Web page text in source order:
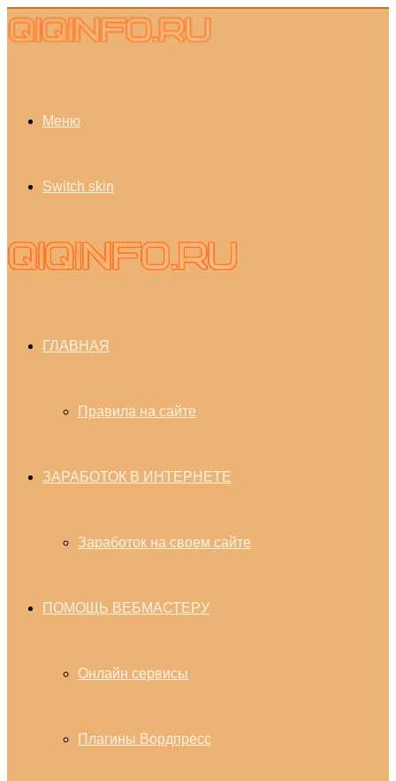
Меню
Switch skin
ГЛАВНАЯ
Правила на сайте
ЗАРАБОТОК В ИНТЕРНЕТЕ
Заработок на своем сайте
ПОМОЩЬ ВЕБМАСТЕРУ
Онлайн сервисы
Плагины Вордпресс